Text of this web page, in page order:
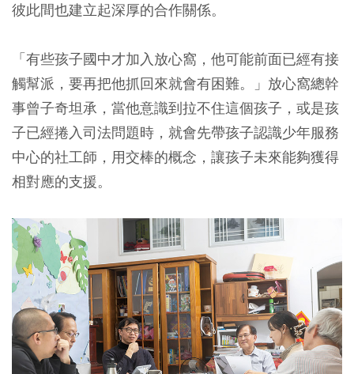
彼此間也建立起深厚的合作關係。
「有些孩子國中才加入放心窩，他可能前面已經有接
觸幫派，要再把他抓回來就會有困難。」放心窩總幹
事曾子奇坦承，當他意識到拉不住這個孩子，或是孩
子已經捲入司法問題時，就會先帶孩子認識少年服務
中心的社工師，用交棒的概念，讓孩子未來能夠獲得
相對應的支援。